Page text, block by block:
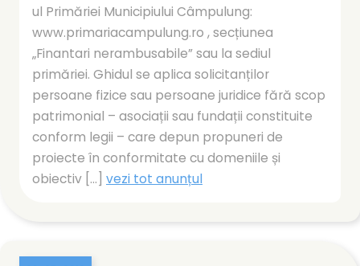
ul Primăriei Municipiului Câmpulung:
www.primariacampulung.ro , secțiunea
„Finantari nerambusabile” sau la sediul
primăriei. Ghidul se aplica solicitanților
persoane fizice sau persoane juridice fără scop
patrimonial – asociații sau fundații constituite
conform legii – care depun propuneri de
proiecte în conformitate cu domeniile și
obiectiv [...] vezi tot anunțul